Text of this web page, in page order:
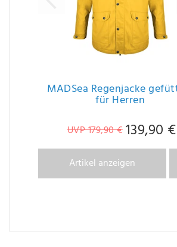
MADSea Regenjacke
für Herren
UVP 179,90 € 139,90 €
Artikel anzeigen